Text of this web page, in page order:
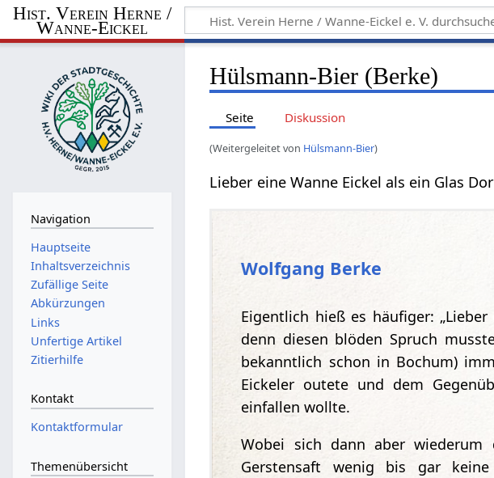
Hist. Verein Herne /
Wanne-Eickel
Hülsmann-Bier (Berke)
Seite Diskussion
(Weitergeleitet von Hülsmann-Bier)
Lieber eine Wanne Eickel als ein Glas
Wolfgang Berke
Eigentlich hieß es häufiger:
denn diesen blöden Spruch
bekanntlich schon in Bochum)
Eickeler outete und dem
einfallen wollte.
Wobei sich dann aber
Gerstensaft wenig bis gar
Navigation
Hauptseite
Inhaltsverzeichnis
Zufällige Seite
Abkürzungen
Links
Unfertige Artikel
Zitierhilfe
Kontakt
Kontaktformular
Themenübersicht